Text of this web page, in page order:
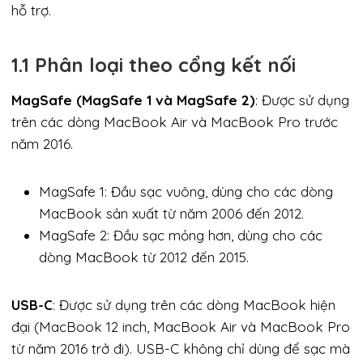
hỗ trợ.
1.1 Phân loại theo cổng kết nối
MagSafe (MagSafe 1 và MagSafe 2): Được sử dụng
trên các dòng MacBook Air và MacBook Pro trước
năm 2016.
MagSafe 1: Đầu sạc vuông, dùng cho các dòng
MacBook sản xuất từ năm 2006 đến 2012.
MagSafe 2: Đầu sạc mỏng hơn, dùng cho các
dòng MacBook từ 2012 đến 2015.
USB-C: Được sử dụng trên các dòng MacBook hiện
đại (MacBook 12 inch, MacBook Air và MacBook Pro
từ năm 2016 trở đi). USB-C không chỉ dùng để sạc mà